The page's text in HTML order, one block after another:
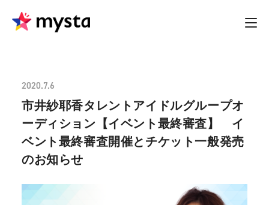
2020.7.6
市井紗耶香タレントアイドルグループオ
ーディション【イベント最終審査】 イ
ベント最終審査開催とチケット一般発売
のお知らせ